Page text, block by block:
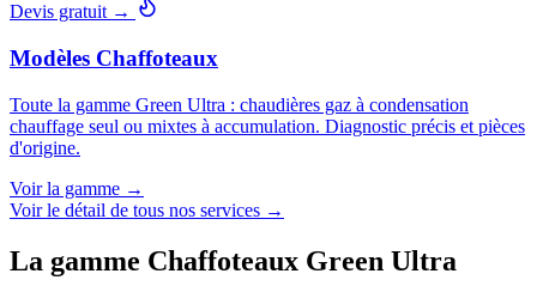
Devis gratuit →
Modèles Chaffoteaux
Toute la gamme Green Ultra : chaudières gaz à condensation
chauffage seul ou mixtes à accumulation. Diagnostic précis et pièces
d'origine.
Voir la gamme →
Voir le détail de tous nos services →
La gamme Chaffoteaux Green Ultra